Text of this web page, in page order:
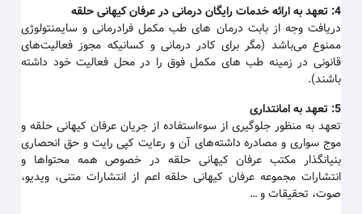
تعهد به ارائه خدمات رایگان درمانی در عرفان کیهانی حلقه
دریافت وجه از بابت درمان های طب مکمل فرادرمانی و سایمنتولوژی
ممنوع می‌باشد (مگر برای کادر درمانی و کسانیکه مجوز فعالیت‌های
قانونی در زمینه طب های مکمل فوق را در محل فعالیت خود داشته
باشند).
تعهد به امانتداری
تعهد به منظور جلوگیری از سوءاستفاده از جریان عرفان کیهانی حلقه و
موج سواری و مصادره داشته‌های آن و رعایت کپی رایت و حق انحصاری
بنیانگذار مکتب عرفان کیهانی حلقه در خصوص همه محتواها و
انتشارات مجموعه عرفان کیهانی حلقه اعم از انتشارات متنی، ویدیو،
صوت، تحقیقات و …